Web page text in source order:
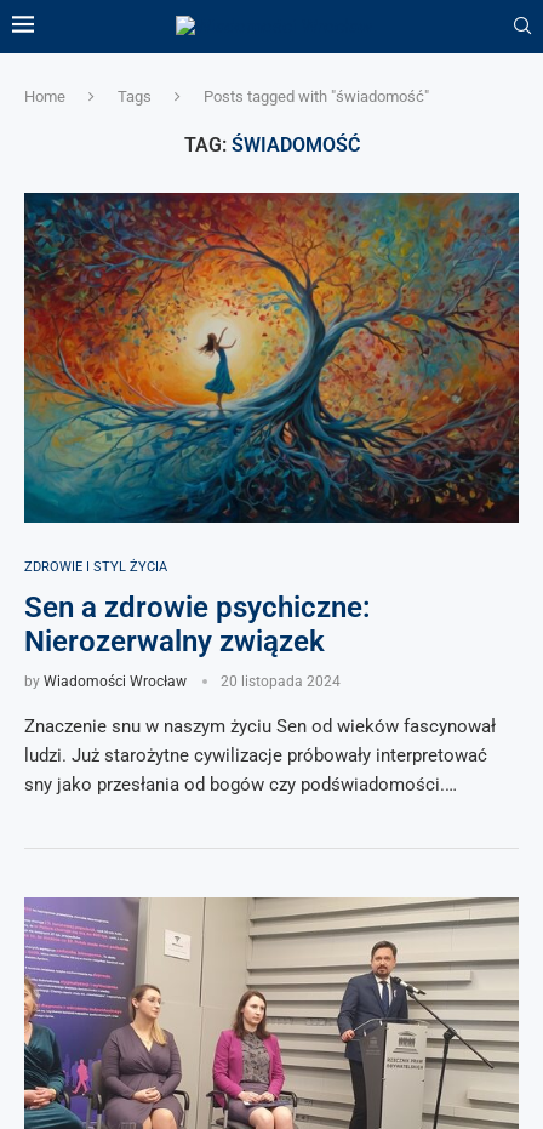
Home Tags Posts tagged with "świadomość"
TAG: ŚWIADOMOŚĆ
ZDROWIE I STYL ŻYCIA
Sen a zdrowie psychiczne:
Nierozerwalny związek
by Wiadomości Wrocław 20 listopada 2024
Znaczenie snu w naszym życiu Sen od wieków fascynował
ludzi. Już starożytne cywilizacje próbowały interpretować
sny jako przesłania od bogów czy podświadomości.…